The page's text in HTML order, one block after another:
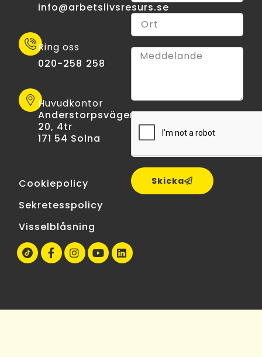
info@arbetslivsresurs.se​
Ring oss
020-258 258
Huvudkontor
Anderstorpsvägen
20, 4tr
171 54 Solna
Cookiepolicy
Sekretesspolicy
Visselblåsning
Skicka